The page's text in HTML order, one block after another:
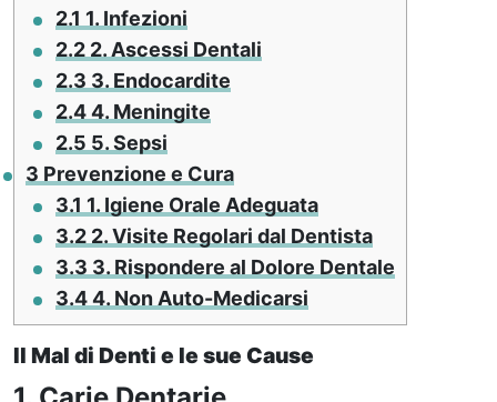
2.1 1. Infezioni
2.2 2. Ascessi Dentali
2.3 3. Endocardite
2.44. Meningite
2.5 5. Sepsi
3 Prevenzione e Cura
3.1 1. Igiene Orale Adeguata
3.2 2. Visite Regolari dal Dentista
3.3 3. Rispondere al Dolore Dentale
3.44. Non Auto-Medicarsi
Il Mal di Denti e le sue Cause